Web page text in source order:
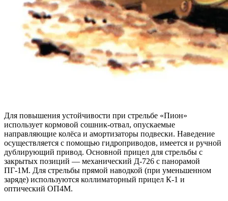
Для повышения устойчивости при стрельбе «Пион»
использует кормовой сошник-отвал, опускаемые
направляющие колёса и амортизаторы подвески. Наведение
осуществляется с помощью гидроприводов, имеется и ручной
дублирующий привод. Основной прицел для стрельбы с
закрытых позиций — механический Д-726 с панорамой
ПГ-1М. Для стрельбы прямой наводкой (при уменьшенном
заряде) используются коллиматорный прицел К-1 и
оптический ОП4М.